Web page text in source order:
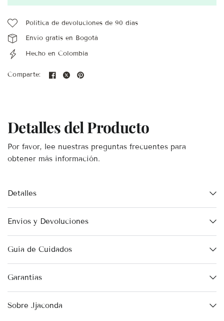
Política de devoluciones de 90 días
Envío gratis en Bogotá
Hecho en Colombia
Comparte:
Detalles del Producto
Por favor, lee nuestras preguntas frecuentes para
obtener más información.
Detalles
Envíos y Devoluciones
Guía de Cuidados
Garantías
Sobre Jjaconda